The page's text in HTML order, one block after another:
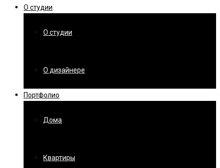
О студии
О студии
О дизайнере
Портфолио
Дома
Квартиры